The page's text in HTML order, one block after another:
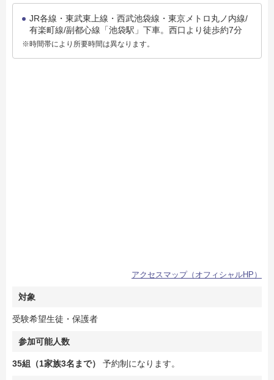
JR各線・東武東上線・西武池袋線・東京メトロ丸ノ内線/
有楽町線/副都心線「池袋駅」下車。西口より徒歩約7分
※時間帯により所要時間は異なります。
アクセスマップ（オフィシャルHP）
対象
受験希望生徒・保護者
参加可能人数
35組（1家族3名まで） 予約制になります。